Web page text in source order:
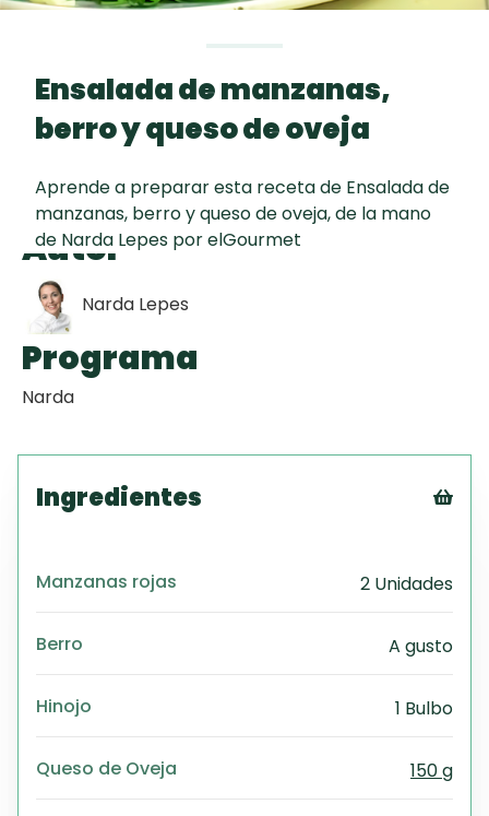
Chocolate
Red Velvet
Ensalada de manzanas,
berro y queso de oveja
Aprende a preparar esta receta de Ensalada de
manzanas, berro y queso de oveja, de la mano
de Narda Lepes por elGourmet
Autor
Narda Lepes
Programa
Narda
Ingredientes
Manzanas rojas 2 Unidades
Berro A gusto
Hinojo 1 Bulbo
Queso de Oveja 150 g